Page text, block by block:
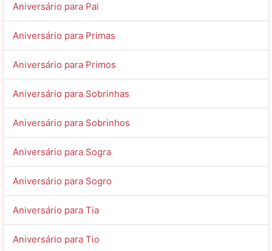
Aniversário para Pai
Aniversário para Primas
Aniversário para Primos
Aniversário para Sobrinhas
Aniversário para Sobrinhos
Aniversário para Sogra
Aniversário para Sogro
Aniversário para Tia
Aniversário para Tio